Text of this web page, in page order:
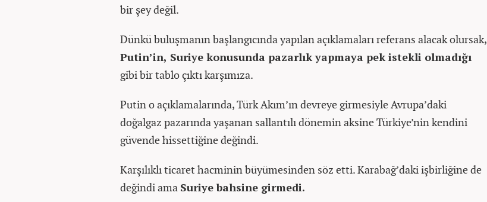
bir şey değil.
Dünkü buluşmanın başlangıcında yapılan açıklamaları referans alacak olursak,
Putin’in, Suriye konusunda pazarlık yapmaya pek istekli olmadığı
gibi bir tablo çıktı karşımıza.
Putin o açıklamalarında, Türk Akım’ın devreye girmesiyle Avrupa’daki
doğalgaz pazarında yaşanan sallantılı dönemin aksine Türkiye’nin kendini
güvende hissettiğine değindi.
Karşılıklı ticaret hacminin büyümesinden söz etti. Karabağ’daki işbirliğine de
değindi ama Suriye bahsine girmedi.